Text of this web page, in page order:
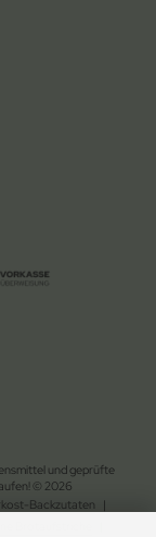
und geprüfte
© 2026
Backzutaten
|